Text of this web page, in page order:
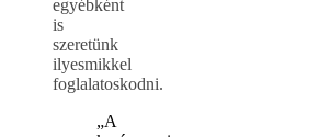
egyébként
is
szeretünk
ilyesmikkel
foglalatoskodni.
„A